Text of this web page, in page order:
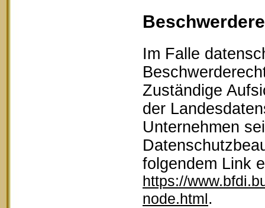
Im Falle
Zuständige
der
Unternehmen
folgendem Link
https://
node.html.